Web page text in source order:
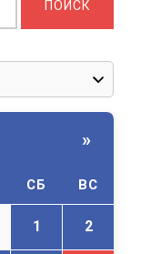
»
СБ ВС
1 2